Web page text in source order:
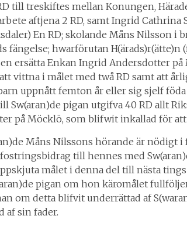
till treskiftes mellan Konungen,
aftjena 2 RD, samt Ingrid
En RD; skolande Måns Nilsson
fängelse; hwarförutan
ersätta Enkan Ingrid Andersdotter på
vittna i målet med twå RD samt att
uppnått femton år eller sig sjelf
Sw(aran)de pigan utgifva 40 RD allt
på Möcklö, som blifwit inkallad för
Måns Nilssons hörande är nödigt
till hennes med
målet i denna del till nästa tings
pigan om hon käromålet
om detta blifvit underrättad af
af sin fader.